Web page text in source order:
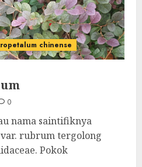
chinense
0
nama saintifiknya
rubrum tergolong
Pokok